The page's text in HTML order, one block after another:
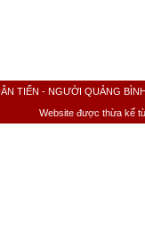
TIẾN - NGƯỜI QUẢNG
Website được thừa kế